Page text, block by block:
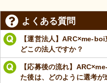
よくある質問
【運営法人】ARC×me-
どこの法人ですか？
【応募後の流れ】
た後は、どのように選考が